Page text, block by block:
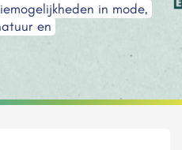
in mode,
en